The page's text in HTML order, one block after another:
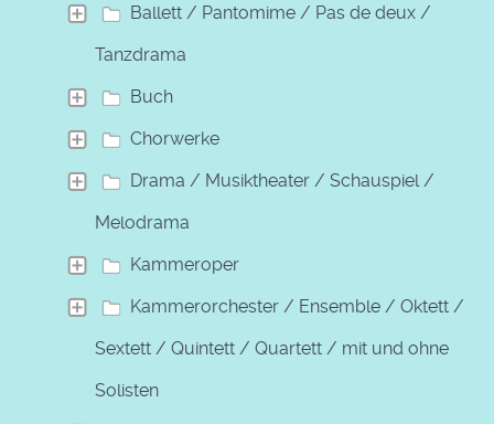
Ballett / Pantomime / Pas de deux /
Tanzdrama
Buch
Chorwerke
Drama / Musiktheater / Schauspiel /
Melodrama
Kammeroper
Kammerorchester / Ensemble / Oktett /
Sextett / Quintett / Quartett / mit und ohne
Solisten